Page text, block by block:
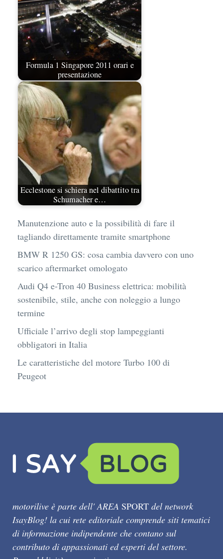
Formula 1 Singapore 2011 orari e
presentazione
Ecclestone si schiera nel dibattito tra
Schumacher e…
Manutenzione auto e la possibilità di fare il
tagliando direttamente tramite smartphone
BMW R 1250 GS: cosa cambia davvero con uno
scarico aftermarket omologato
Audi Q4 e-Tron 40 Business elettrica: mobilità
sostenibile, stile, anche con noleggio a lungo
termine
Ufficiale l’arrivo degli stop lampeggianti
obbligatori in Italia
Le caratteristiche del motore Turbo 100 di
Peugeot
motorilive è parte dell' AREA SPORT del network
IsayBlog! la cui rete editoriale comprende siti tematici
di informazione indipendente che contano sul
contributo di appassionati ed esperti del settore.